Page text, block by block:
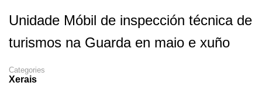
Unidade Móbil de inspección técnica de
turismos na Guarda en maio e xuño
Categories
Xerais